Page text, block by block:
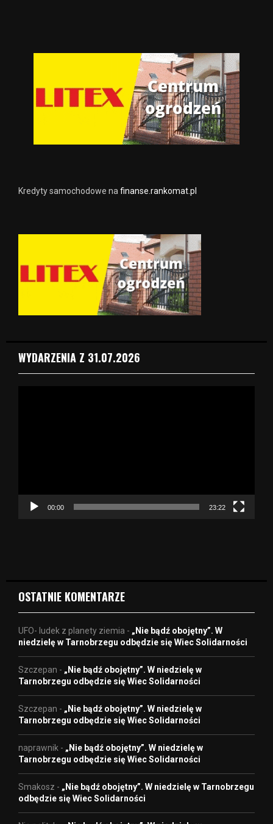
Kredyty samochodowe na finanse.rankomat.pl
WYDARZENIA Z 31.07.2026
c
00:00 23:22
OSTATNIE KOMENTARZE
UFO- ludek z planety ziemia - „Nie bądź obojętny”. W
niedzielę w Tarnobrzegu odbędzie się Wiec Solidarności
Szczepan - „Nie bądź obojętny”. W niedzielę w
Tarnobrzegu odbędzie się Wiec Solidarności
Szczepan - „Nie bądź obojętny”. W niedzielę w
Tarnobrzegu odbędzie się Wiec Solidarności
naprawnik - „Nie bądź obojętny”. W niedzielę w
Tarnobrzegu odbędzie się Wiec Solidarności
Smakosz - „Nie bądź obojętny”. W niedzielę w Tarnobrzegu
odbędzie się Wiec Solidarności